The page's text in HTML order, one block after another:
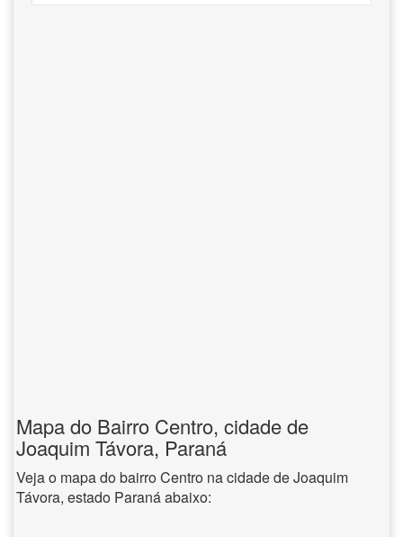
Mapa do Bairro Centro, cidade de
Joaquim Távora, Paraná
Veja o mapa do bairro Centro na cidade de Joaquim
Távora, estado Paraná abaixo: